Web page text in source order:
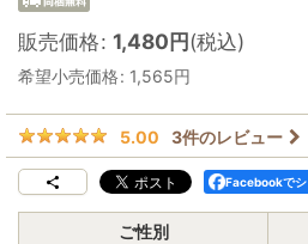
販売価格: 1,480円(税込)
希望小売価格: 1,565円
5.00 3件のレビュー
Facebookでシ
ご性別